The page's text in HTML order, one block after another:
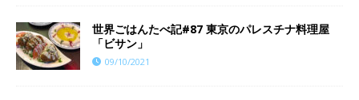
世界ごはんたべ記#87 東京のパレスチナ料理屋
「ビサン」
09/10/2021